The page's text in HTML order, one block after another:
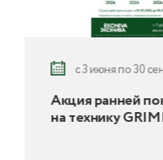
с 3 июня по 30
Акция ранней
на технику